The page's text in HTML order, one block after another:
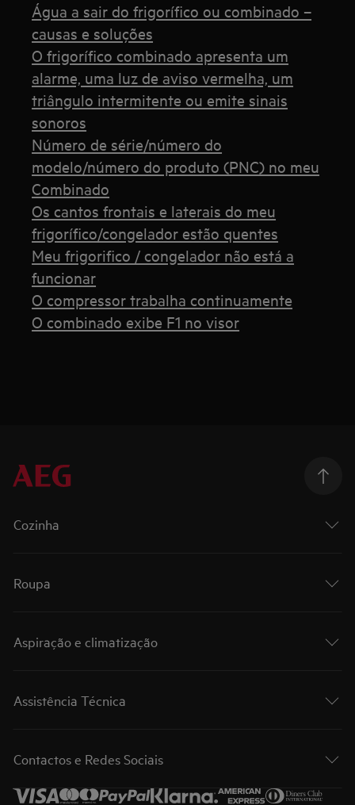
Água a sair do frigorífico ou combinado –
causas e soluções
O frigorífico combinado apresenta um
alarme, uma luz de aviso vermelha, um
triângulo intermitente ou emite sinais
sonoros
Número de série/número do
modelo/número do produto (PNC) no meu
Combinado
Os cantos frontais e laterais do meu
frigorífico/congelador estão quentes
Meu frigorifico / congelador não está a
funcionar
O compressor trabalha continuamente
O combinado exibe F1 no visor
Cozinha
Roupa
Aspiração e climatização
Assistência Técnica
Contactos e Redes Sociais